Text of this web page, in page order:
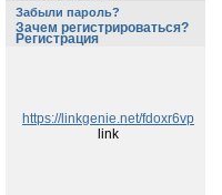
Забыли пароль?
Зачем регистрироваться?
Регистрация
https://linkgenie.net/fdoxr6vp
link